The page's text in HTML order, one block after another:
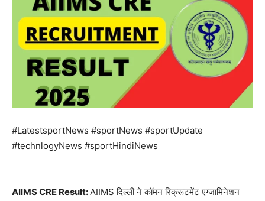
#LatestsportNews #sportNews #sportUpdate
#technlogyNews #sportHindiNews
AIIMS CRE Result:AIIMS दिल्ली ने कॉमन रिक्रूटमेंट एग्जामिनेशन